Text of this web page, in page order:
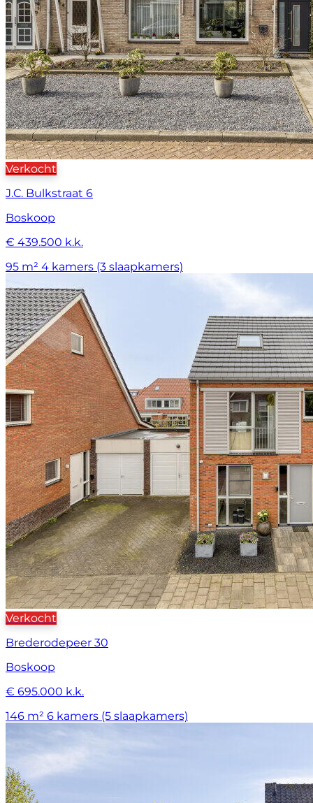
Verkocht
J.C. Bulkstraat 6
Boskoop
€ 439.500 k.k.
95 m² 4 kamers (3 slaapkamers)
Verkocht
Brederodepeer 30
Boskoop
€ 695.000 k.k.
146 m² 6 kamers (5 slaapkamers)